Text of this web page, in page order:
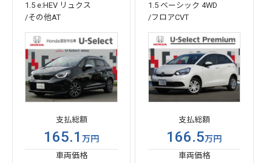
1.5 e:HEV リュクス
/その他AT
支払総額
165.1万円
車両価格
1.5 ベーシック 4WD
/フロアCVT
支払総額
166.5万円
車両価格